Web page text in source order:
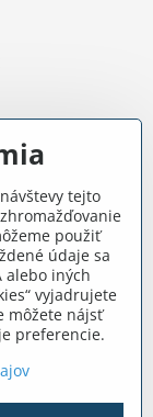
tejto
použiť
údaje sa
alebo iných
vyjadrujete
môžete nájsť
preferencie.